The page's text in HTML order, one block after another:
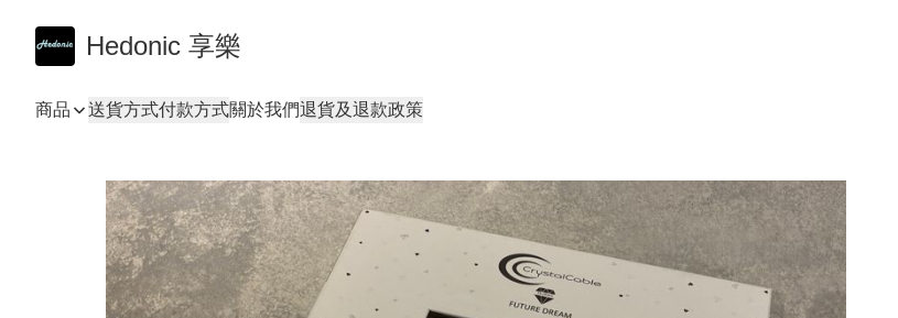
Hedonic 享樂
商品 送貨方式付款方式關於我們退貨及退款政策